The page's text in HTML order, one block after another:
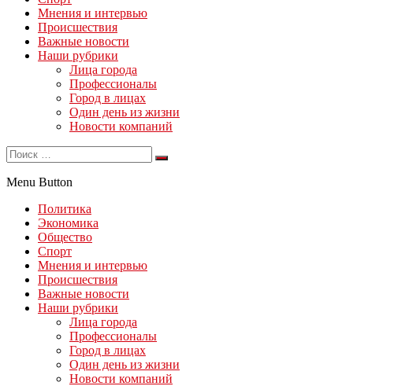
Мнения и интервью
Происшествия
Важные новости
Наши рубрики
Лица города
Профессионалы
Город в лицах
Один день из жизни
Новости компаний
Menu Button
Политика
Экономика
Общество
Спорт
Мнения и интервью
Происшествия
Важные новости
Наши рубрики
Лица города
Профессионалы
Город в лицах
Один день из жизни
Новости компаний